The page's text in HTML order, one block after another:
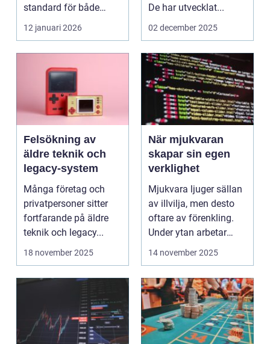
standard för både
företag och privat...
12 januari 2026
De har utvecklat...
02 december 2025
Felsökning av
äldre teknik och
legacy-system
Många företag och
privatpersoner sitter
fortfarande på äldre
teknik och legacy...
18 november 2025
När mjukvaran
skapar sin egen
verklighet
Mjukvara ljuger sällan
av illvilja, men desto
oftare av förenkling.
Under ytan arbetar
pro...
14 november 2025